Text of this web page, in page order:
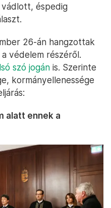
éspedig
26-án hangzottak
védelem részéről.
szó jogán is. Szerinte
kormányellenessége
alatt ennek a